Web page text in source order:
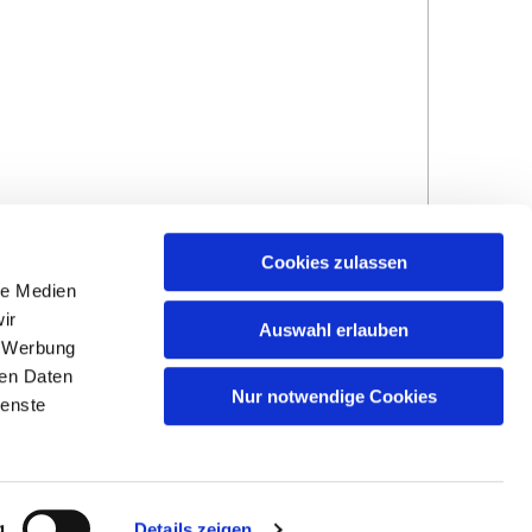
Medien
Daten
Cookies zulassen
Auswahl erlauben
Nur notwendige Cookies
Impressum und